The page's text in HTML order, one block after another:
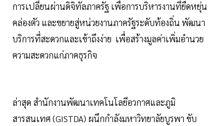
การเปลี่ยนผ่านดิจิทัลภาครัฐ เพื่อการบริหารงานที่ยืดหยุ่น
คล่องตัว และขยายสู่หน่วยงานภาครัฐระดับท้องถิ่น พัฒนา
บริการที่สะดวกและเข้าถึงง่าย เพื่อสร้างมูลค่าเพิ่มอำนวย
ความสะดวกแก่ภาคธุรกิจ
ล่าสุด สำนักงานพัฒนาเทคโนโลยีอวกาศและภูมิ
สารสนเทศ (GISTDA) ผนึกกำลังมหาวิทยาลัยบูรพา ขับ